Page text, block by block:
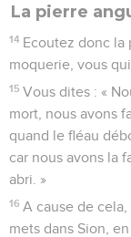
La pierre
14 Ecoutez donc la
moquerie, vous
15 Vous dites : «
mort, nous avons
quand le fléau
car nous avons la
abri. »
16 A cause de
mets dans Sion,